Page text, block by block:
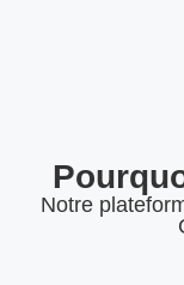
Notre